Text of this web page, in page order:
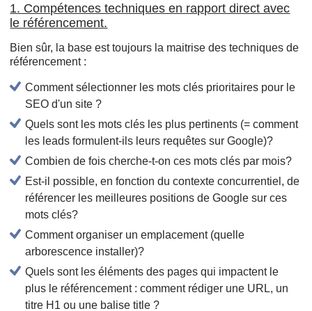
1. Compétences techniques en rapport direct avec
le référencement.
Bien sûr, la base est toujours la maitrise des techniques de
référencement :
Comment sélectionner les mots clés prioritaires pour le
SEO d'un site ?
Quels sont les mots clés les plus pertinents (= comment
les leads formulent-ils leurs requêtes sur Google)?
Combien de fois cherche-t-on ces mots clés par mois?
Est-il possible, en fonction du contexte concurrentiel, de
référencer les meilleures positions de Google sur ces
mots clés?
Comment organiser un emplacement (quelle
arborescence installer)?
Quels sont les éléments des pages qui impactent le
plus le référencement : comment rédiger une URL, un
titre H1 ou une balise title ?